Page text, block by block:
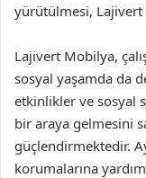
yürütülmesi, Lajivert
Lajivert Mobilya,
sosyal yaşamda da
etkinlikler ve sosyal
bir araya gelmesini
güçlendirmektedir.
korumalarına